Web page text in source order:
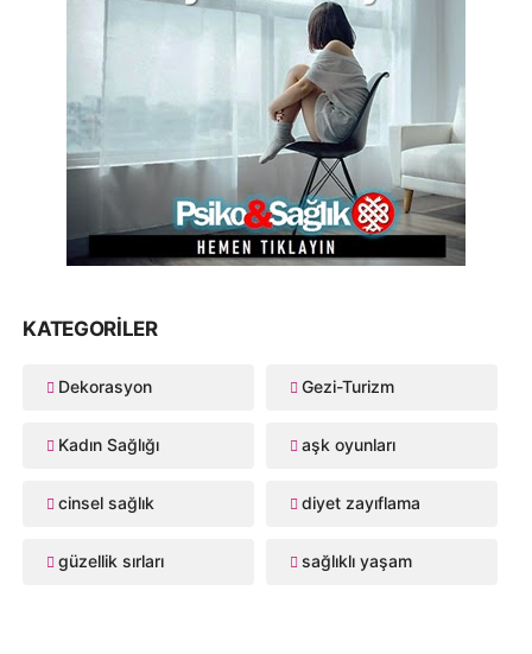
KATEGORILER
Dekorasyon Gezi-Turizm
Kadın Sağlığı aşk oyunları
cinsel sağlık diyet zayıflama
güzellik sırları sağlıklı yaşam